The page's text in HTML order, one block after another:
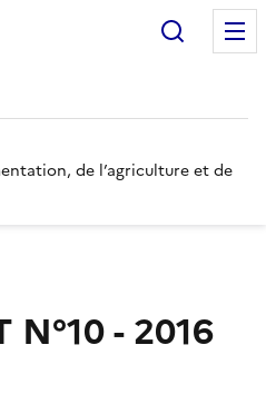
de l’agriculture et de
- 2016